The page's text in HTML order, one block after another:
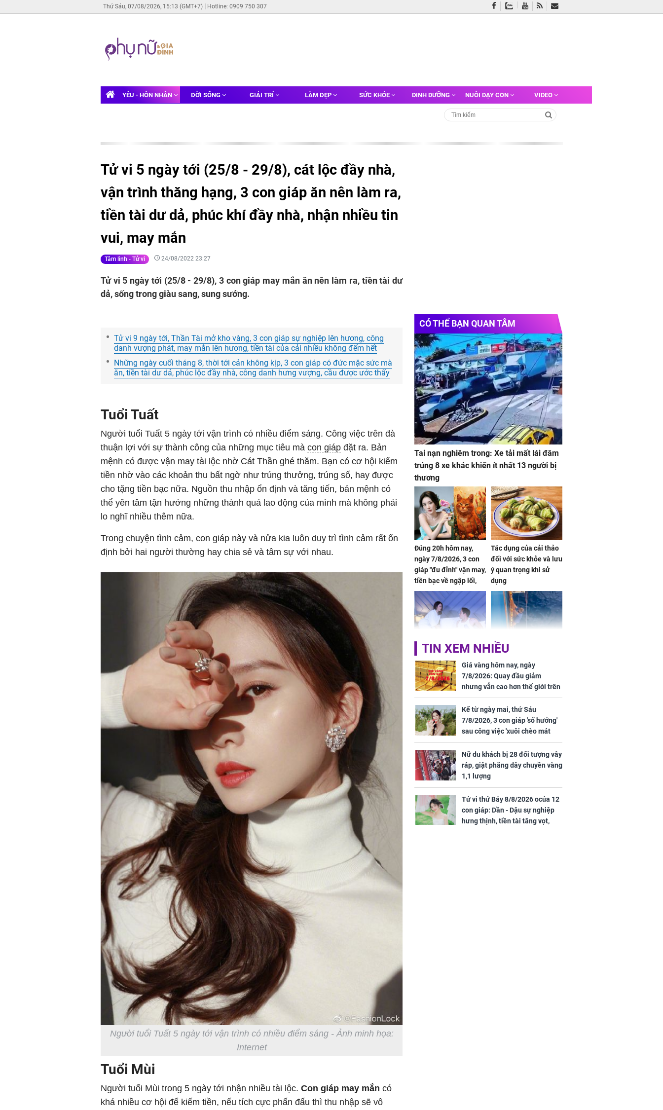
Thứ Sáu, 07/08/2026, 15:13 (GMT+7) Hotline: 0909 750 307
YÊU - HÔN NHÂN ĐỜI SỐNG GIẢI TRÍ LÀM ĐẸP SỨC KHỎE DINH DƯỠNG NUÔI DẠY CON VIDEO
Tử vi 5 ngày tới (25/8 - 29/8), cát lộc đầy nhà,
vận trình thăng hạng, 3 con giáp ăn nên làm ra,
tiền tài dư dả, phúc khí đầy nhà, nhận nhiều tin
vui, may mắn
Tâm linh - Tử vi 24/08/2022 23:27
Tử vi 5 ngày tới (25/8 - 29/8), 3 con giáp may mắn ăn nên làm ra, tiền tài dư
dả, sống trong giàu sang, sung sướng.
Tử vi 9 ngày tới, Thần Tài mở kho vàng, 3 con giáp sự nghiệp lên hương, công
danh vượng phát, may mắn lên hương, tiền tài của cải nhiều không đếm hết
Những ngày cuối tháng 8, thời tới cản không kịp, 3 con giáp có đức mặc sức mà
ăn, tiền tài dư dả, phúc lộc đầy nhà, công danh hưng vượng, cầu được ước thấy
Tuổi Tuất
Người tuổi Tuất 5 ngày tới vận trình có nhiều điểm sáng. Công việc trên đà
thuận lợi với sự thành công của những mục tiêu mà con giáp đặt ra. Bản
mệnh có được vận may tài lộc nhờ Cát Thần ghé thăm. Bạn có cơ hội kiếm
tiền nhờ vào các khoản thu bất ngờ như trúng thưởng, trúng số, hay được
cho tặng tiền bạc nữa. Nguồn thu nhập ổn định và tăng tiến, bản mệnh có
thể yên tâm tận hưởng những thành quả lao động của mình mà không phải
lo nghĩ nhiều thêm nữa.
Trong chuyện tình cảm, con giáp này và nửa kia luôn duy trì tình cảm rất ổn
định bởi hai người thường hay chia sẻ và tâm sự với nhau.
Người tuổi Tuất 5 ngày tới vận trình có nhiều điểm sáng - Ảnh minh họa:
Internet
Tuổi Mùi
Người tuổi Mùi trong 5 ngày tới nhận nhiều tài lộc. Con giáp may mắn có
khá nhiều cơ hội để kiếm tiền, nếu tích cực phấn đấu thì thu nhập sẽ vô
CÓ THỂ BẠN QUAN TÂM
Tai nạn nghiêm trong: Xe tải mất lái đâm
trúng 8 xe khác khiến ít nhất 13 người bị
thương
Đúng 20h hôm nay,
ngày 7/8/2026, 3 con
giáp "đu đỉnh" vận may,
tiền bạc về ngập lối,
đón lộc ấm no, tình
tiền viên mãn
Tác dụng của cải thảo
đối với sức khỏe và lưu
ý quan trọng khi sử
dụng
Phát hiện vợ giấu
chuyện từng có chồng,
tôi đòi ly hôn nhưng
sững sờ khi nghe mẹ
tôi buông câu này
Ngư dân mất tích đã
được tìm thấy còn
sống sau 26 ngày lênh
đênh trên biển Thái
Bình Dương
sau tin đồn thay tim,
cởi áo chứng minh sức
khỏe
TIN XEM NHIỀU
Giá vàng hôm nay, ngày
7/8/2026: Quay đầu giảm
nhưng vẫn cao hơn thế giới trên
7 triệu đồng
Kể từ ngày mai, thứ Sáu
7/8/2026, 3 con giáp 'số hưởng'
sau công việc 'xuôi chèo mát
mái', tiền tài 'thu về như nước',
tình duyên viên mãn
Nữ du khách bị 28 đối tượng vây
ráp, giật phăng dây chuyền vàng
1,1 lượng
Tử vi thứ Bảy 8/8/2026 ocủa 12
con giáp: Dần - Dậu sự nghiệp
hưng thịnh, tiền tài tăng vọt,